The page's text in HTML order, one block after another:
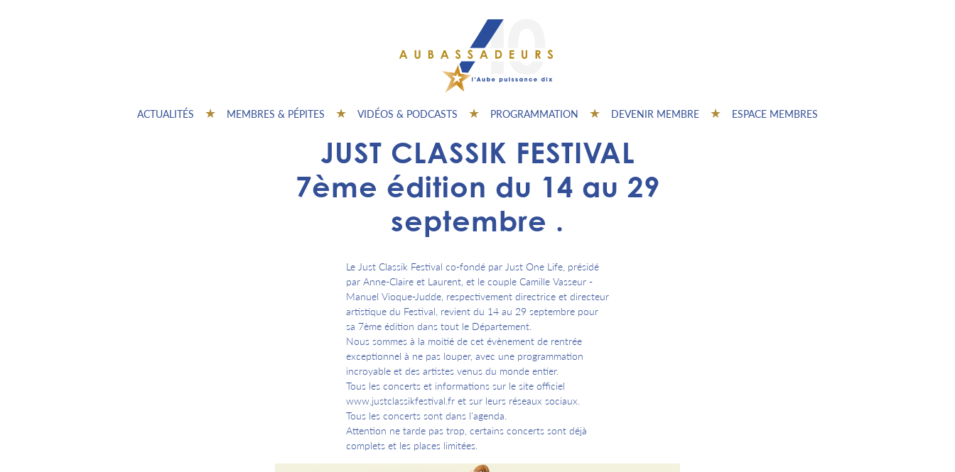
ACTUALITÉS MEMBRES & PÉPITES VIDÉOS & PODCASTS PROGRAMMATION DEVENIR MEMBRE ESPACE MEMBRES
JUST CLASSIK FESTIVAL
7ème édition du 14 au 29
septembre .
Le Just Classik Festival co-fondé par Just One Life, présidé
par Anne-Claire et Laurent, et le couple Camille Vasseur -
Manuel Vioque-Judde, respectivement directrice et directeur
artistique du Festival, revient du 14 au 29 septembre pour
sa 7ème édition dans tout le Département.
Nous sommes à la moitié de cet évènement de rentrée
exceptionnel à ne pas louper, avec une programmation
incroyable et des artistes venus du monde entier.
Tous les concerts et informations sur le site officiel
www.justclassikfestival.fr et sur leurs réseaux sociaux.
Tous les concerts sont dans l'agenda.
Attention ne tarde pas trop, certains concerts sont déjà
complets et les places limitées.